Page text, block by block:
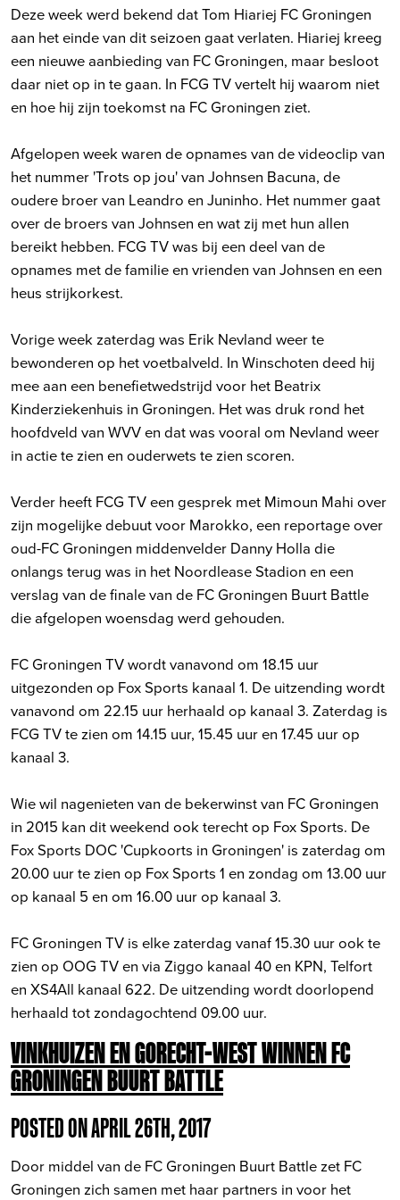
Deze week werd bekend dat Tom Hiariej FC Groningen
aan het einde van dit seizoen gaat verlaten. Hiariej kreeg
een nieuwe aanbieding van FC Groningen, maar besloot
daar niet op in te gaan. In FCG TV vertelt hij waarom niet
en hoe hij zijn toekomst na FC Groningen ziet.
Afgelopen week waren de opnames van de videoclip van
het nummer 'Trots op jou' van Johnsen Bacuna, de
oudere broer van Leandro en Juninho. Het nummer gaat
over de broers van Johnsen en wat zij met hun allen
bereikt hebben. FCG TV was bij een deel van de
opnames met de familie en vrienden van Johnsen en een
heus strijkorkest.
Vorige week zaterdag was Erik Nevland weer te
bewonderen op het voetbalveld. In Winschoten deed hij
mee aan een benefietwedstrijd voor het Beatrix
Kinderziekenhuis in Groningen. Het was druk rond het
hoofdveld van WVV en dat was vooral om Nevland weer
in actie te zien en ouderwets te zien scoren.
Verder heeft FCG TV een gesprek met Mimoun Mahi over
zijn mogelijke debuut voor Marokko, een reportage over
oud-FC Groningen middenvelder Danny Holla die
onlangs terug was in het Noordlease Stadion en een
verslag van de finale van de FC Groningen Buurt Battle
die afgelopen woensdag werd gehouden.
FC Groningen TV wordt vanavond om 18.15 uur
uitgezonden op Fox Sports kanaal 1. De uitzending wordt
vanavond om 22.15 uur herhaald op kanaal 3. Zaterdag is
FCG TV te zien om 14.15 uur, 15.45 uur en 17.45 uur op
kanaal 3.
Wie wil nagenieten van de bekerwinst van FC Groningen
in 2015 kan dit weekend ook terecht op Fox Sports. De
Fox Sports DOC 'Cupkoorts in Groningen' is zaterdag om
20.00 uur te zien op Fox Sports 1 en zondag om 13.00 uur
op kanaal 5 en om 16.00 uur op kanaal 3.
FC Groningen TV is elke zaterdag vanaf 15.30 uur ook te
zien op OOG TV en via Ziggo kanaal 40 en KPN, Telfort
en XS4All kanaal 622. De uitzending wordt doorlopend
herhaald tot zondagochtend 09.00 uur.
VINKHUIZEN EN GORECHT-WEST WINNEN FC
GRONINGEN BUURT BATTLE
POSTED ON APRIL 26TH, 2017
Door middel van de FC Groningen Buurt Battle zet FC
Groningen zich samen met haar partners in voor het